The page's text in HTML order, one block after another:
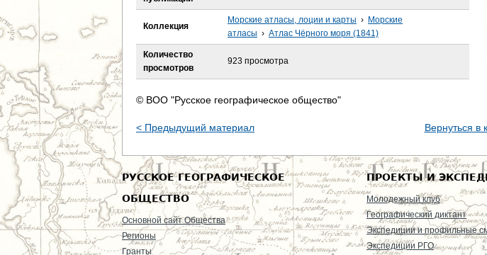
Коллекция
Морские атласы, лоции и карты › Морские
атласы › Атлас Чёрного моря (1841)
Количество
просмотров
923 просмотра
© ВОО "Русское географическое общество"
< Предыдущий материал Вернуться в
РУССКОЕ ГЕОГРАФИЧЕСКОЕ
ОБЩЕСТВО
Основной сайт Общества
Регионы
Гранты
ПРОЕКТЫ И
Молодежный клуб
Географический диктант
Экспедиции и профильные
Экспедиции РГО